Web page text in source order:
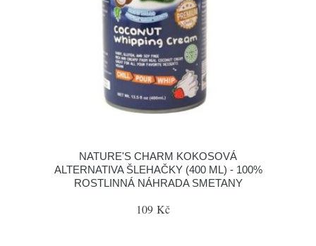
NATURE'S CHARM KOKOSOVÁ
ALTERNATIVA ŠLEHAČKY (400 ML) - 100%
ROSTLINNÁ NÁHRADA SMETANY
109 Kč